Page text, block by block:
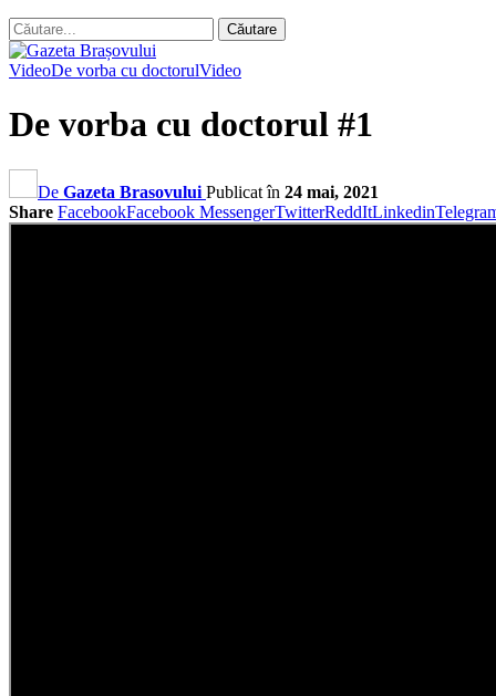
VideoDe vorba cu doctorulVideo
De vorba cu doctorul #1
De Gazeta Brasovului Publicat în 24 mai, 2021
Share FacebookFacebook MessengerTwitterReddItLinkedin